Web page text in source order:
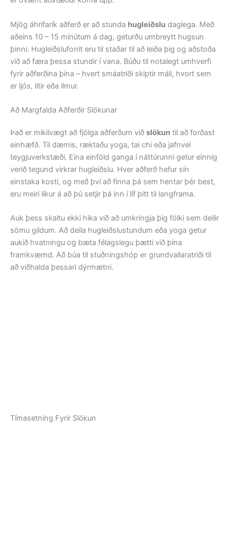
Mjög áhrifarík aðferð er að stunda hugleiðslu daglega. Með
aðeins 10 – 15 mínútum á dag, geturðu umbreytt hugsun
þinni. Hugleiðsluforrit eru til staðar til að leiða þig og aðstoða
við að færa þessa stundir í vana. Búðu til notalegt umhverfi
fyrir aðferðina þína – hvert smáatriði skiptir máli, hvort sem
er ljós, litir eða ilmur.
Að Margfalda Aðferðir Slökunar
Það er mikilvægt að fjölga aðferðum við slökun til að forðast
einhæfð. Til dæmis, ræktaðu yoga, tai chi eða jafnvel
teygjuverkstæði. Eina einföld ganga í náttúrunni getur einnig
verið tegund virkrar hugleiðslu. Hver aðferð hefur sín
einstaka kosti, og með því að finna þá sem hentar þér best,
eru meiri líkur á að þú setjir þá inn í líf þitt til langframa.
Auk þess skaltu ekki hika við að umkringja þig fólki sem deilir
sömu gildum. Að deila hugleiðslustundum eða yoga getur
aukið hvatningu og bæta félagslegu þætti við þína
framkvæmd. Að búa til stuðningshóp er grundvallaratriði til
að viðhalda þessari dýrmætni.
Tímasetning Fyrir Slökun